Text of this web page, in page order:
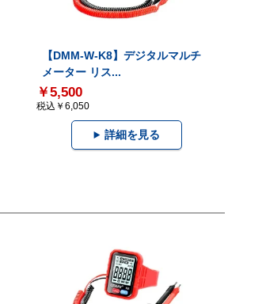
【DMM-W-K8】デジタルマルチ
メーター リス...
￥5,500
税込￥6,050
詳細を見る